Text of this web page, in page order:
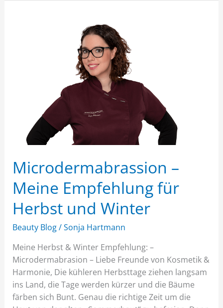
Microdermabrassion –
Meine Empfehlung für
Herbst und Winter
Beauty Blog/Sonja Hartmann
Meine Herbst & Winter Empfehlung: –
Microdermabrasion – Liebe Freunde von Kosmetik &
Harmonie, Die kühleren Herbsttage ziehen langsam
ins Land, die Tage werden kürzer und die Bäume
färben sich Bunt. Genau die richtige Zeit um die